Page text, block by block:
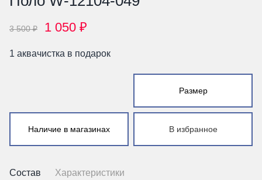
3 500 ₽ 1 050 ₽
1 аквачистка в подарок
Размер
Наличие в магазинах В избранное
Состав Характеристики